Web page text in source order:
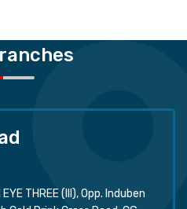
THREE (III), Opp. Induben